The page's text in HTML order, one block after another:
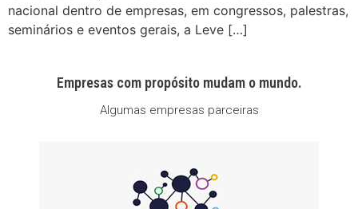
nacional dentro de empresas, em congressos, palestras,
seminários e eventos gerais, a Leve […]
Empresas com propósito mudam o mundo.
Algumas empresas parceiras